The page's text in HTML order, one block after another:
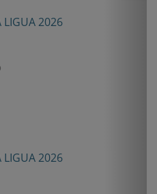
LIGUA 2026
LIGUA 2026